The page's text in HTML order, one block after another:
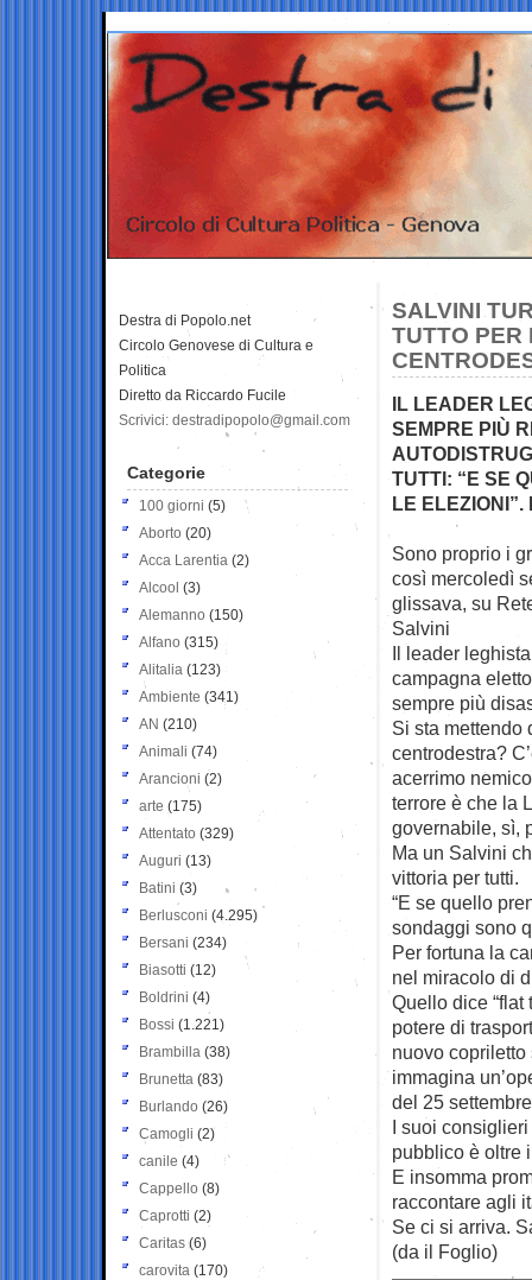
SALVINI
TUTTO PER
IL LEADER
SEMPRE PIÙ
TUTTI: “E SE
LE ELEZIONI”.
Sono proprio i
così mercoledì
glissava, su
Salvini
Il leader
campagna
sempre più
Si sta mettendo
centrodestra?
acerrimo
terrore è che la
governabile, sì,
Ma un Salvini
vittoria per tutti.
“E se quello
sondaggi sono
Per fortuna la
nel miracolo di
Quello dice “flat
potere di
nuovo copriletto
immagina
del 25
I suoi
pubblico è oltre
E insomma
raccontare agli
Se ci si arriva.
(da il Foglio)
Destra di Popolo.net
Circolo Genovese di Cultura e
Politica
Diretto da Riccardo Fucile
Scrivici: destradipopolo@gmail.com
Categorie
100 giorni (5)
Aborto (20)
Acca Larentia (2)
Alcool (3)
Alemanno (150)
Alfano (315)
Alitalia (123)
Ambiente (341)
AN (210)
Animali (74)
Arancioni (2)
arte (175)
Attentato (329)
Auguri (13)
Batini (3)
Berlusconi (4.295)
Bersani (234)
Biasotti (12)
Boldrini (4)
Bossi (1.221)
Brambilla (38)
Brunetta (83)
Burlando (26)
Camogli (2)
canile (4)
Cappello (8)
Caprotti (2)
Caritas (6)
carovita (170)